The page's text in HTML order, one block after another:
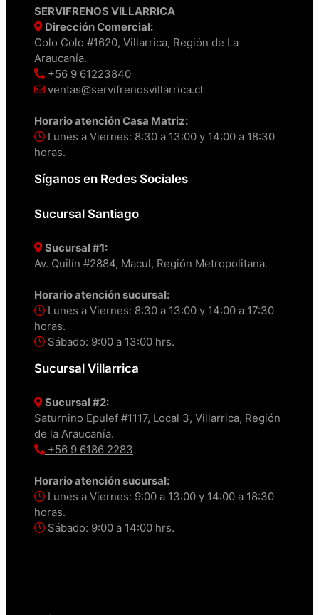
SERVIFRENOS VILLARRICA
Dirección Comercial:
Colo Colo #1620, Villarrica, Región de La
Araucanía.
+56 9 61223840
ventas@servifrenosvillarrica.cl
Horario atención Casa Matriz:
Lunes a Viernes: 8:30 a 13:00 y 14:00 a 18:30
horas.
Síganos en Redes Sociales
Sucursal Santiago
Sucursal #1:
Av. Quilín #2884, Macul, Región Metropolitana.
Horario atención sucursal:
Lunes a Viernes: 8:30 a 13:00 y 14:00 a 17:30
horas.
Sábado: 9:00 a 13:00 hrs.
Sucursal Villarrica
Sucursal #2:
Saturnino Epulef #1117, Local 3, Villarrica, Región
de la Araucanía.
+56 9 6186 2283
Horario atención sucursal:
Lunes a Viernes: 9:00 a 13:00 y 14:00 a 18:30
horas.
Sábado: 9:00 a 14:00 hrs.